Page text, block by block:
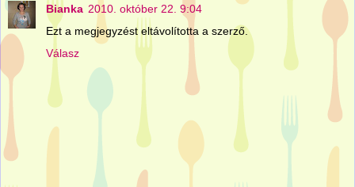
Bianka 2010. október 22. 9:04
Ezt a megjegyzést eltávolította a szerző.
Válasz